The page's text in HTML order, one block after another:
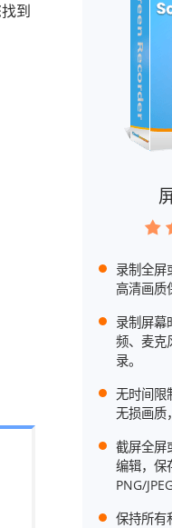
到
录制全屏
高清画质
录制屏幕
频、麦克
录。
无时间限
无损画质
截屏全屏
编辑，保
PNG/
保持所有